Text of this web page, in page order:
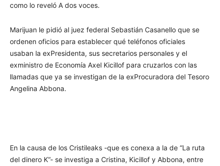
como lo reveló A dos voces.
Marijuan le pidió al juez federal Sebastián Casanello que se
ordenen oficios para establecer qué teléfonos oficiales
usaban la exPresidenta, sus secretarios personales y el
exministro de Economía Axel Kicillof para cruzarlos con las
llamadas que ya se investigan de la exProcuradora del Tesoro
Angelina Abbona.
En la causa de los Cristileaks -que es conexa a la de “La ruta
del dinero K”- se investiga a Cristina, Kicillof y Abbona, entre